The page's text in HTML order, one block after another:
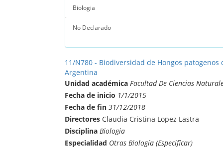
Biologia
No Declarado
11/N780 - Biodiversidad de Hongos
Argentina
Unidad académica Facultad De Ciencias
Fecha de inicio 1/1/2015
Fecha de fin 31/12/2018
Directores Claudia Cristina Lopez Lastra
Disciplina Biologia
Especialidad Otras Biología (Especificar)